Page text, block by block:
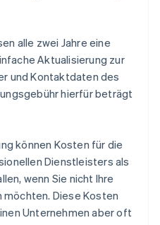
alle zwei Jahre eine
Aktualisierung zur
und Kontaktdaten des
hierfür beträgt
können Kosten für die
Dienstleisters als
wenn Sie nicht Ihre
Diese Kosten
Unternehmen aber oft